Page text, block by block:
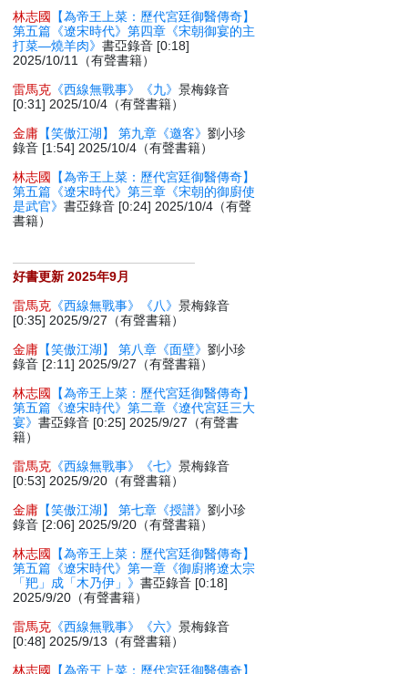
林志國
【為帝王上菜：歷代宮廷御醫傳奇】
第五篇《遼宋時代》第四章《宋朝御宴的主
打菜—燒羊肉》書亞錄音 [0:18]
2025/10/11（有聲書籍）
雷馬克 《西線無戰事》《九》景梅錄音
[0:31] 2025/10/4（有聲書籍）
金庸 【笑傲江湖】 第九章《邀客》劉小珍
錄音 [1:54] 2025/10/4（有聲書籍）
林志國
【為帝王上菜：歷代宮廷御醫傳奇】
第五篇《遼宋時代》第三章《宋朝的御廚使
是武官》書亞錄音 [0:24] 2025/10/4（有聲
書籍）
好書更新 2025年9月
雷馬克 《西線無戰事》《八》景梅錄音
[0:35] 2025/9/27（有聲書籍）
金庸 【笑傲江湖】 第八章《面壁》劉小珍
錄音 [2:11] 2025/9/27（有聲書籍）
林志國
【為帝王上菜：歷代宮廷御醫傳奇】
第五篇《遼宋時代》第二章《遼代宮廷三大
宴》書亞錄音 [0:25] 2025/9/27（有聲書
籍）
雷馬克 《西線無戰事》《七》景梅錄音
[0:53] 2025/9/20（有聲書籍）
金庸 【笑傲江湖】 第七章《授譜》劉小珍
錄音 [2:06] 2025/9/20（有聲書籍）
林志國
【為帝王上菜：歷代宮廷御醫傳奇】
第五篇《遼宋時代》第一章《御廚將遼太宗
「羓」成「木乃伊」》書亞錄音 [0:18]
2025/9/20（有聲書籍）
雷馬克 《西線無戰事》《六》景梅錄音
[0:48] 2025/9/13（有聲書籍）
林志國
【為帝王上菜：歷代宮廷御醫傳奇】